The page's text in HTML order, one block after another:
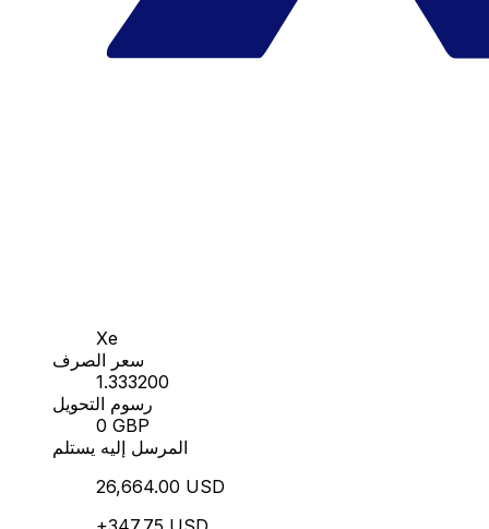
Xe
سعر الصرف
1.333200
رسوم التحويل
0 GBP
المرسل إليه يستلم
26,664.00 USD